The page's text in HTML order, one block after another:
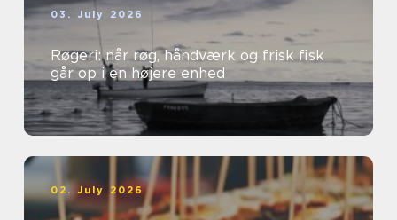
03. July 2026
Røgeri: når røg, håndværk og frisk fisk
går op i en højere enhed
02. July 2026